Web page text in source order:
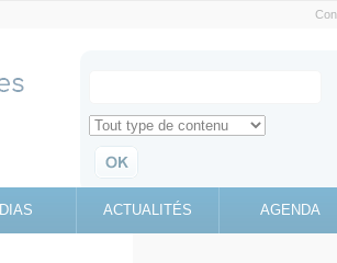
Search for
Retrouvez toute l'information sur le site
ACTUALITÉS AGENDA